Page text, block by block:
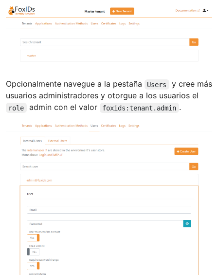
Opcionalmente navegue a la pestaña Users
y cree más
usuarios administradores y otorgue a los usuarios el
role admin con el valor foxids:tenant.admin .